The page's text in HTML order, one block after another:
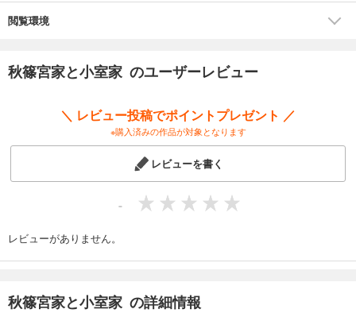
閲覧環境
秋篠宮家と小室家 のユーザーレビュー
＼ レビュー投稿でポイントプレゼント ／
※購入済みの作品が対象となります
レビューを書く
-
レビューがありません。
秋篠宮家と小室家 の詳細情報